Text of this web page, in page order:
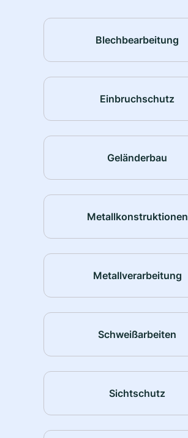
Blechbearbeitung
Einbruchschutz
Geländerbau
Metallkonstruktionen
Metallverarbeitung
Schweißarbeiten
Sichtschutz